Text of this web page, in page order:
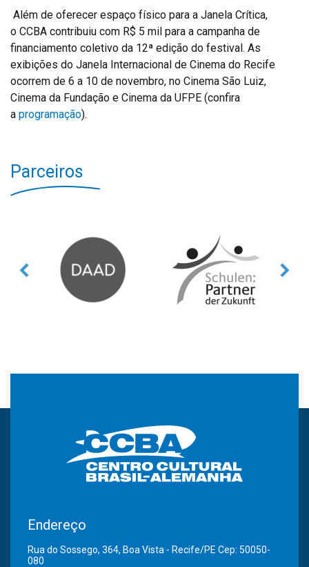
Além de oferecer espaço físico para a Janela Crítica,
o CCBA contribuiu com R$ 5 mil para a campanha de
financiamento coletivo da 12ª edição do festival. As
exibições do Janela Internacional de Cinema do Recife
ocorrem de 6 a 10 de novembro, no Cinema São Luiz,
Cinema da Fundação e Cinema da UFPE (confira
a programação).
Parceiros
Endereço
Rua do Sossego, 364, Boa Vista - Recife/PE Cep: 50050-
080